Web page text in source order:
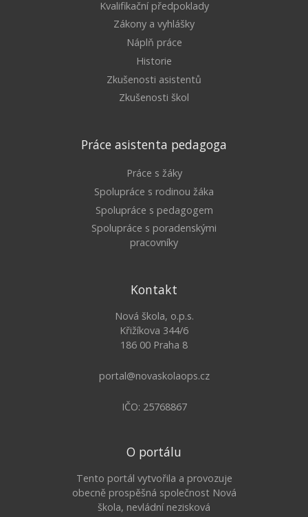
Kvalifikační předpoklady
Zákony a vyhlášky
Náplň práce
Historie
Zkušenosti asistentů
Zkušenosti škol
Práce asistenta pedagoga
Práce s žáky
Spolupráce s rodinou žáka
Spolupráce s pedagogem
Spolupráce s poradenskými
pracovníky
Kontakt
Nová škola, o.p.s.
Křižíkova 344/6
186 00 Praha 8
portal@novaskolaops.cz
IČO: 25768867
O portálu
Tento portál vytvořila a provozuje
obecně prospěšná společnost Nová
škola, nevládní nezisková